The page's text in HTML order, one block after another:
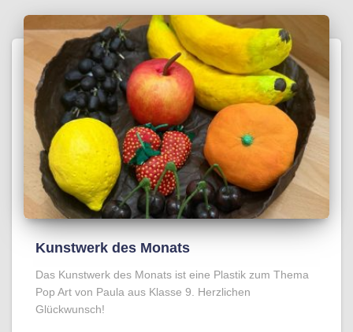
Kunstwerk des Monats
Das Kunstwerk des Monats ist eine Plastik zum Thema
Pop Art von Paula aus Klasse 9. Herzlichen
Glückwunsch!